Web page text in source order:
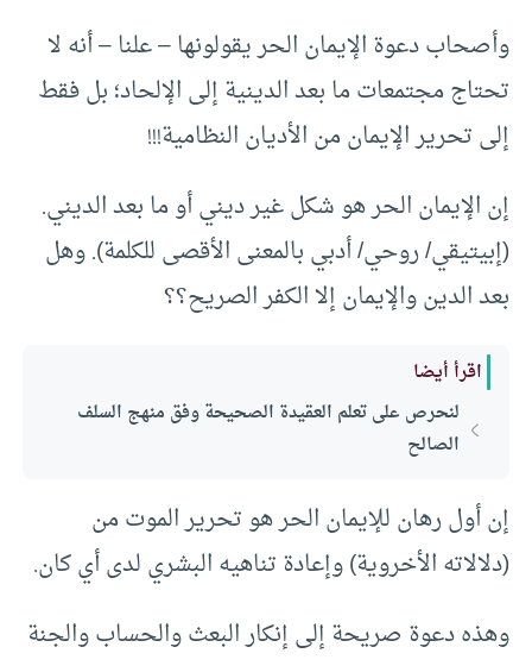
وأصحاب دعوة الإيمان الحر يقولونها – علنا – أنه لا
تحتاج مجتمعات ما بعد الدينية إلى الإلحاد؛ بل فقط
إلى تحرير الإيمان من الأديان النظامية!!!
إن الإيمان الحر هو شكل غير ديني أو ما بعد الديني.
(إبيتيقي/ روحي/ أدبي بالمعنى الأقصى للكلمة). وهل
بعد الدين والإيمان إلا الكفر الصريح؟؟
اقرأ أيضا
لنحرص على تعلم العقيدة الصحيحة وفق منهج السلف
الصالح
إن أول رهان للإيمان الحر هو تحرير الموت من
(دلالاته الأخروية) وإعادة تناهيه البشري لدى أي كان.
وهذه دعوة صريحة إلى إنكار البعث والحساب والجنة